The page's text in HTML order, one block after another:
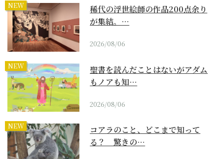
NEW
稀代の浮世絵師の作品200点余り
が集結。…
2026/08/06
NEW
聖書を読んだことはないがアダム
もノアも知…
2026/08/06
NEW
コアラのこと、どこまで知って
る？ 驚きの…